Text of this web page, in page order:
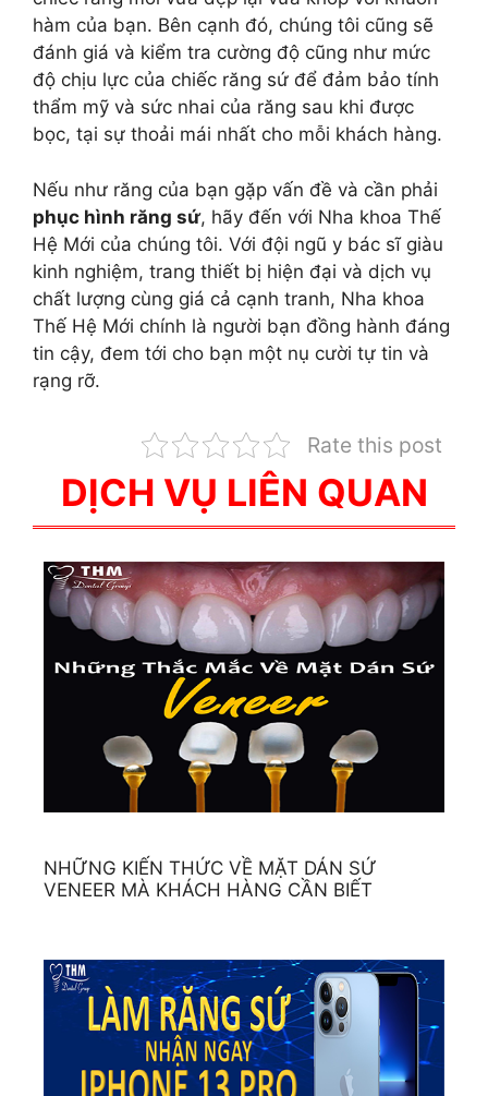
hàm của bạn. Bên cạnh đó, chúng tôi cũng sẽ
đánh giá và kiểm tra cường độ cũng như mức
độ chịu lực của chiếc răng sứ để đảm bảo tính
thẩm mỹ và sức nhai của răng sau khi được
bọc, tại sự thoải mái nhất cho mỗi khách hàng.
Nếu như răng của bạn gặp vấn đề và cần phải
phục hình răng sứ, hãy đến với Nha khoa Thế
Hệ Mới của chúng tôi. Với đội ngũ y bác sĩ giàu
kinh nghiệm, trang thiết bị hiện đại và dịch vụ
chất lượng cùng giá cả cạnh tranh, Nha khoa
Thế Hệ Mới chính là người bạn đồng hành đáng
tin cậy, đem tới cho bạn một nụ cười tự tin và
rạng rỡ.
Rate this post
DỊCH VỤ LIÊN QUAN
NHỮNG KIẾN THỨC VỀ MẶT DÁN SỨ
VENEER MÀ KHÁCH HÀNG CẦN BIẾT